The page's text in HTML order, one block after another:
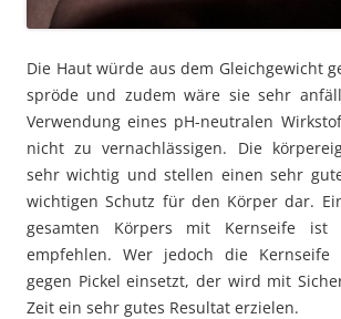
Die Haut würde aus dem Gleichgewicht
spröde und zudem wäre sie sehr
Verwendung eines pH-neutralen
nicht zu vernachlässigen. Die
sehr wichtig und stellen einen sehr
wichtigen Schutz für den Körper dar.
gesamten Körpers mit Kernseife
empfehlen. Wer jedoch die Kernseife
gegen Pickel einsetzt, der wird mit
Zeit ein sehr gutes Resultat erzielen.